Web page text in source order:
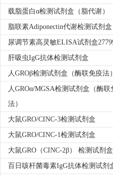
载脂蛋白α检测试剂盒（脂代谢）
脂联素Adiponectin代谢检测试剂盒
尿调节素高灵敏ELISA试剂盒
肝吸虫IgG抗体检测试剂盒
人GROβ检测试剂盒（酶联免疫法）
人GROα/MGSA检测试剂盒（酶联
法）
大鼠GRO/CINC-3检测试剂盒
大鼠GRO/CINC-1检测试剂盒
大鼠GRO（CINC-2β） 检测试剂盒
百日咳杆菌毒素IgG抗体检测试剂